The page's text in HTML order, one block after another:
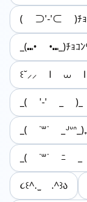
( ⊃'-'⊂ )ﾁｮ
_(⑉• •⑉_)ﾁｮｺ
꒰˘⸝⸝ Ⅰ ⩊
_( '-' _ )_
_( ˙꒳​˙
_( ˙꒳​˙ ﾆ
૮꒰^. ̫ .^꒱ა